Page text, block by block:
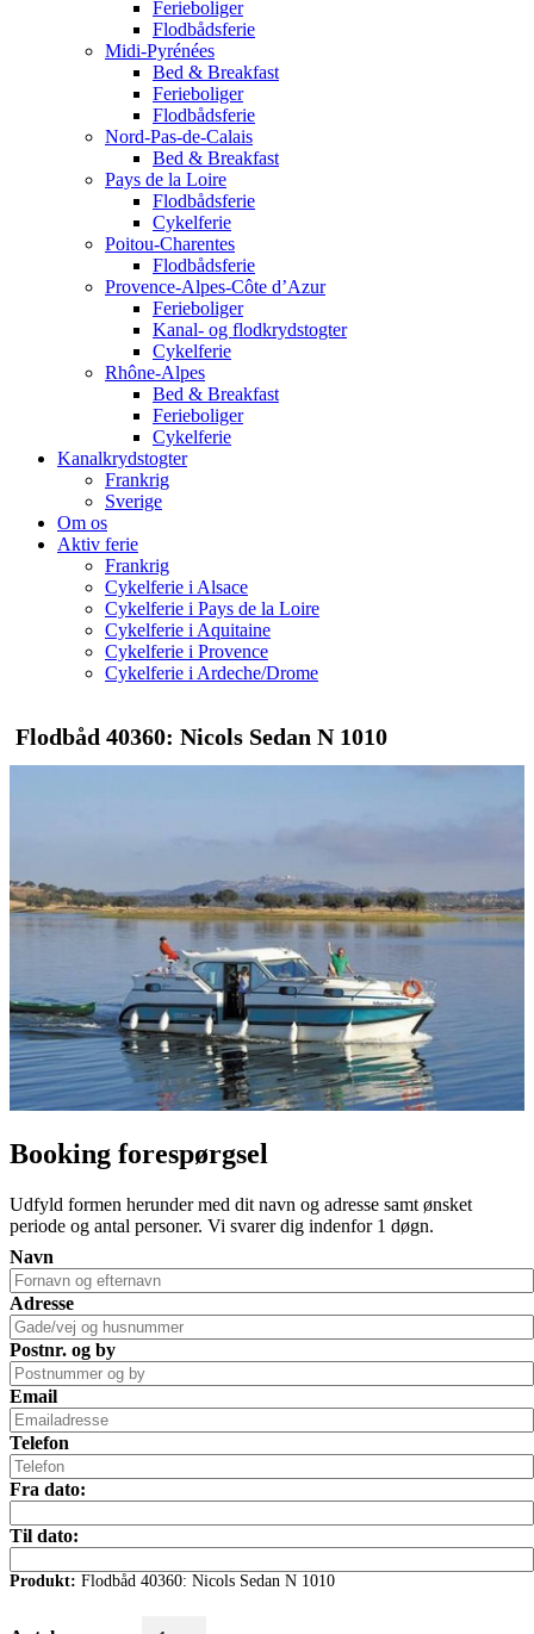
Ferieboliger
Flodbådsferie
Midi-Pyrénées
Bed & Breakfast
Ferieboliger
Flodbådsferie
Nord-Pas-de-Calais
Bed & Breakfast
Pays de la Loire
Flodbådsferie
Cykelferie
Poitou-Charentes
Flodbådsferie
Provence-Alpes-Côte d’Azur
Ferieboliger
Kanal- og flodkrydstogter
Cykelferie
Rhône-Alpes
Bed & Breakfast
Ferieboliger
Cykelferie
Kanalkrydstogter
Frankrig
Sverige
Om os
Aktiv ferie
Frankrig
Cykelferie i Alsace
Cykelferie i Pays de la Loire
Cykelferie i Aquitaine
Cykelferie i Provence
Cykelferie i Ardeche/Drome
Flodbåd 40360: Nicols Sedan N 1010
Booking forespørgsel
Udfyld formen herunder med dit navn og adresse samt ønsket
periode og antal personer. Vi svarer dig indenfor 1 døgn.
Navn
Adresse
Postnr. og by
Email
Telefon
Fra dato:
Til dato:
Produkt: Flodbåd 40360: Nicols Sedan N 1010